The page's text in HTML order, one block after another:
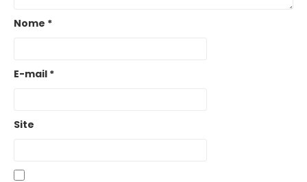
Nome *
E-mail *
Site